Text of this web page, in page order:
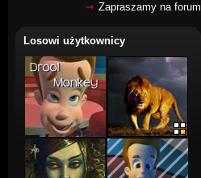
Zapraszamy na forum
Losowi użytkownicy